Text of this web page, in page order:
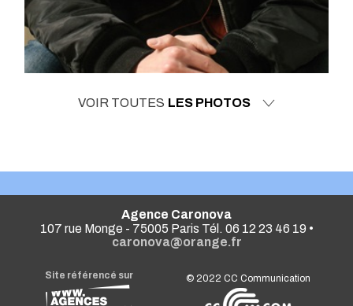
VOIR TOUTES LES PHOTOS
Agence Caronova
107 rue Monge - 75005 Paris Tél. 06 12 23 46 19 •
caronova@orange.fr
Site référencé sur © 2022CC Communication